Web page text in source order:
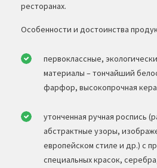
ресторанах.
Особенности и достоинства
первоклассные,
материалы – тончайший
фарфор, высокопрочная
утонченная ручная роспись
абстрактные узоры,
европейском стиле и др.) с
специальных красок,